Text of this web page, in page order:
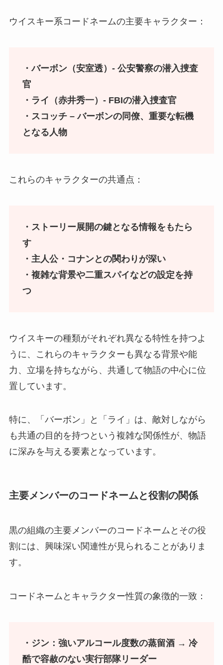
ウイスキー系コードネームの主要キャラクター：
・バーボン（安室透）- 公安警察の潜入捜査
官
・ライ（赤井秀一）- FBIの潜入捜査官
・スコッチ – バーボンの同僚、重要な転機
となる人物
これらのキャラクターの共通点：
・ストーリー展開の鍵となる情報をもたら
す
・主人公・コナンとの関わりが深い
・複雑な背景や二重スパイなどの設定を持
つ
ウイスキーの種類がそれぞれ異なる特性を持つよ
うに、これらのキャラクターも異なる背景や能
力、立場を持ちながら、共通して物語の中心に位
置しています。
特に、「バーボン」と「ライ」は、敵対しながら
も共通の目的を持つという複雑な関係性が、物語
に深みを与える要素となっています。
主要メンバーのコードネームと役割の関係
黒の組織の主要メンバーのコードネームとその役
割には、興味深い関連性が見られることがありま
す。
コードネームとキャラクター性質の象徴的一致：
・ジン：強いアルコール度数の蒸留酒 → 冷
酷で容赦のない実行部隊リーダー